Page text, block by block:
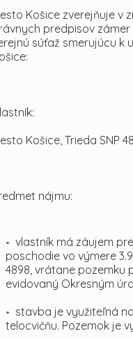
Košice zverejňuje v
predpisov
súťaž smerujúcu
Košice, Trieda SNP
nájmu:
vlastník má záujem
poschodie vo výmere
4898, vrátane pozemku
evidovaný Okresným
stavba je využiteľná
telocvičňu. Pozemok je